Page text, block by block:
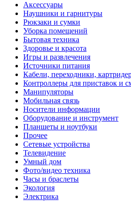
Аксессуары
Наушники и гарнитуры
Рюкзаки и сумки
Уборка помещений
Бытовая техника
Здоровье и красота
Игры и развлечения
Источники питания
Кабели, переходники,
Контроллеры для приставок и
Манипуляторы
Мобильная связь
Носители информации
Оборудование и инструмент
Планшеты и ноутбуки
Прочее
Сетевые устройства
Телевидение
Умный дом
Фото/видео техника
Часы и браслеты
Экология
Электрика